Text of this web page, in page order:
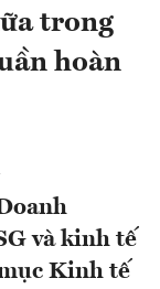
trong
hoàn
và kinh tế
Kinh tế